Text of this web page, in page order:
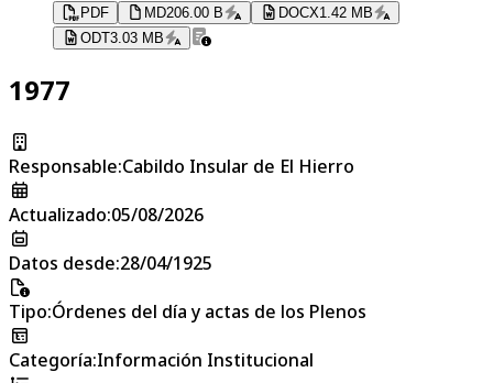
PDF MD206.00 B DOCX1.42 MB
ODT3.03 MB
1977
Responsable:Cabildo Insular de El Hierro
Actualizado:05/08/2026
Datos desde:28/04/1925
Tipo:Órdenes del día y actas de los Plenos
Categoría:Información Institucional